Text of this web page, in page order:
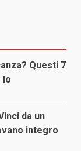
Questi 7
lo
da un
integro